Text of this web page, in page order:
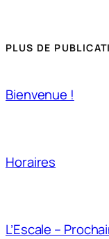
PLUS DE
Bienvenue !
Horaires
L’Escale –